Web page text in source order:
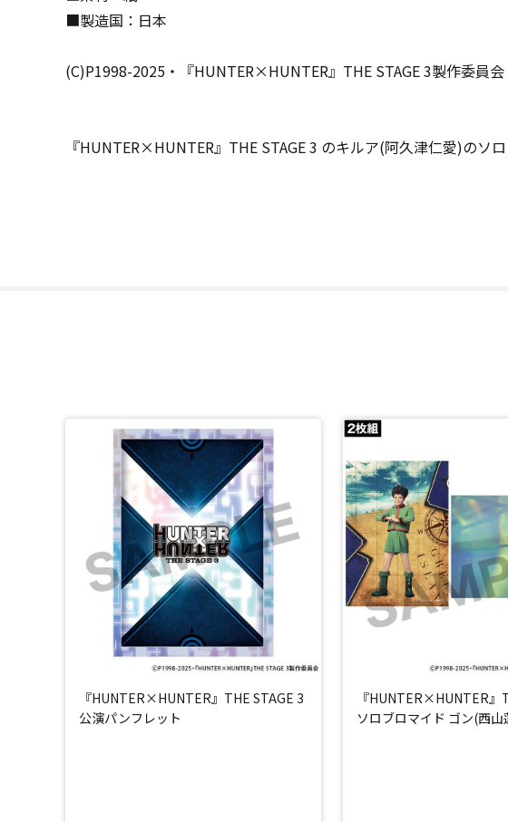
■製造国：日本
(C)P1998-2025・『HUNTER×HUNTER』THE STAGE 3製作委員会
『HUNTER×HUNTER』THE STAGE 3 のキルア(阿久津仁愛)のソロ
『HUNTER×HUNTER』THE STAGE 3
公演パンフレット
『HUNTER×HUNTER』
ソロブロマイド ゴン(西山